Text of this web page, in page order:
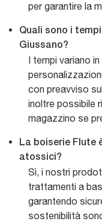
per garantire la
Quali sono i
Giussano?
I tempi variano
con preavviso
inoltre possibile
magazzino se
La boiserie Flute
atossici?
Sì, i nostri
trattamenti a
garantendo
sostenibilità